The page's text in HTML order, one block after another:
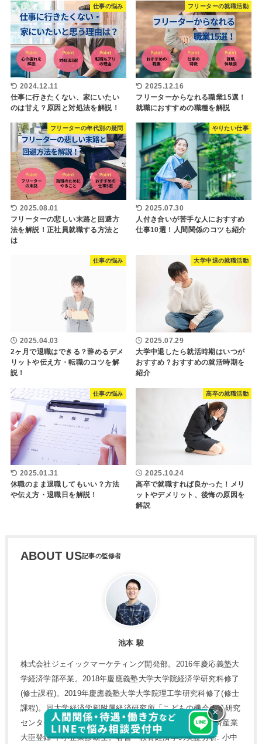
仕事の悩み
2024.12.11
仕事に行きたくない、家にいたい
のは甘え？原因と対処法を解説！
フリーターの就職活動
2025.12.16
フリーターからなれる職業15選！
就職におすすめの職種を解説
フリーターの年代別の疑問
2025.08.01
フリーターの悲しい末路と回避方
法を解説！正社員就職する方法と
は
やりたい仕事
2025.07.30
人付き合いが苦手な人におすすめ
仕事10選！人間関係のコツも紹介
仕事の悩み
2025.04.03
2ヶ月で退職はできる？辞めるデメ
リットや伝え方・転職のコツを解
説！
大学中退の就職活動
2025.07.29
大学中退したら就活時期はいつが
おすすめ？おすすめの就活時期を
紹介
仕事の悩み
2025.01.31
休職のまま退職してもいい？方法
や伝え方・退職日を解説！
高卒の就職活動
2025.10.24
高卒で就職すれば良かった！メリ
ットやデメリット、後悔の原因を
解説
ABOUT US
池本 駿
株式会社ジェイックマーケティング開発部。2016年慶応義塾大
学経済学部卒業。2018年慶應義塾大学大学院経済学研究科修了
(修士課程)。2019年慶應義塾大学大学院理工学研究科修了(修士
課程)。同大学経済学部附属経済研究所「こどもの機会均等研究
センター」協力研究者。元・三菱経済研究所研究員。経済産業
大臣登録 中小企業診断士。著書「教育経済学の実証分析: 小中
×